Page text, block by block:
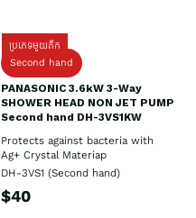
ប្រភេទមួយតឹក
Second hand
PANASONIC 3.6kW 3-Way
SHOWER HEAD NON JET PUMP
Second hand DH-3VS1KW
Protects against bacteria with
Ag+ Crystal Materiap
DH-3VS1 (Second hand)
$40